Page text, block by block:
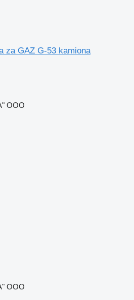
za GAZ G-53 kamiona
OOO
OOO